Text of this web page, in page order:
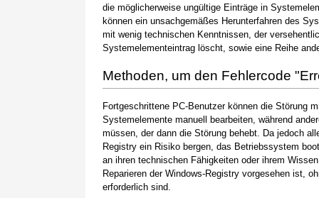
die möglicherweise ungültige Einträge in
können ein unsachgemäßes Herunterfahren des
mit wenig technischen Kenntnissen, der
Systemelementeintrag löscht, sowie eine Reihe
Methoden, um den Fehlercode
Fortgeschrittene PC-Benutzer können die Störung
Systemelemente manuell bearbeiten, während
müssen, der dann die Störung behebt. Da jedoch
Registry ein Risiko bergen, das Betriebssystem
an ihren technischen Fähigkeiten oder ihrem
Reparieren der Windows-Registry vorgesehen ist,
erforderlich sind.